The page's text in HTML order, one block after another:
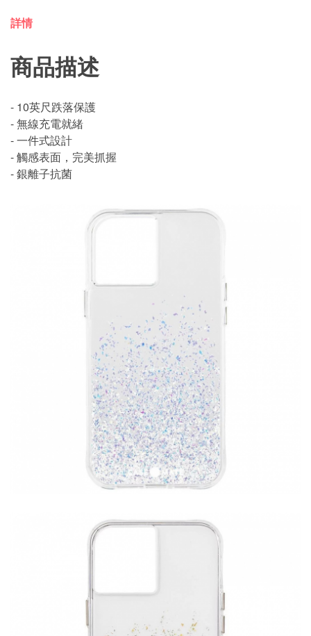
詳情
商品描述
- 10英尺跌落保護
- 無線充電就緒
- 一件式設計
- 觸感表面，完美抓握
- 銀離子抗菌